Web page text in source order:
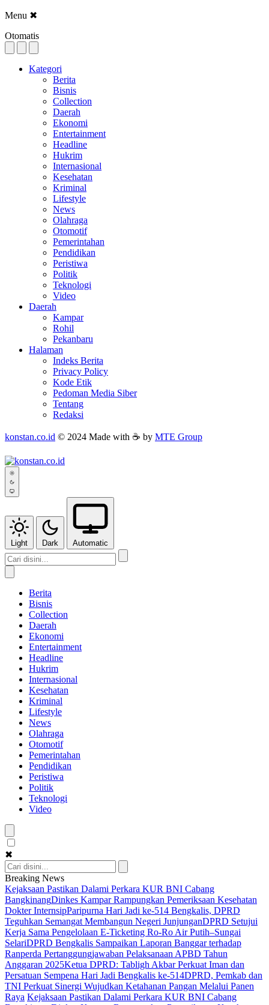
Menu ✖
Otomatis
Kategori
Berita
Bisnis
Collection
Daerah
Ekonomi
Entertainment
Headline
Hukrim
Internasional
Kesehatan
Kriminal
Lifestyle
News
Olahraga
Otomotif
Pemerintahan
Pendidikan
Peristiwa
Politik
Teknologi
Video
Daerah
Kampar
Rohil
Pekanbaru
Halaman
Indeks Berita
Privacy Policy
Kode Etik
Pedoman Media Siber
Tentang
Redaksi
konstan.co.id © 2024 Made with ☕ by MTE Group
Light Dark Automatic
Berita
Bisnis
Collection
Daerah
Ekonomi
Entertainment
Headline
Hukrim
Internasional
Kesehatan
Kriminal
Lifestyle
News
Olahraga
Otomotif
Pemerintahan
Pendidikan
Peristiwa
Politik
Teknologi
Video
✖
Breaking News
Kejaksaan Pastikan Dalami Perkara KUR BNI Cabang
BangkinangDinkes Kampar Rampungkan Pemeriksaan Kesehatan
Dokter InternsipParipurna Hari Jadi ke-514 Bengkalis, DPRD
Teguhkan Semangat Membangun Negeri JunjunganDPRD Setujui
Kerja Sama Pengelolaan E-Ticketing Ro-Ro Air Putih–Sungai
SelariDPRD Bengkalis Sampaikan Laporan Banggar terhadap
Ranperda Pertanggungjawaban Pelaksanaan APBD Tahun
Anggaran 2025Ketua DPRD: Tabligh Akbar Perkuat Iman dan
Persatuan Sempena Hari Jadi Bengkalis ke-514DPRD, Pemkab dan
TNI Perkuat Sinergi Wujudkan Ketahanan Pangan Melalui Panen
Raya Kejaksaan Pastikan Dalami Perkara KUR BNI Cabang